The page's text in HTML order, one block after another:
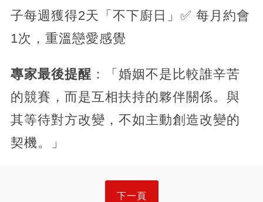
子每週獲得2天「不下廚日」✅ 每月約會
1次，重溫戀愛感覺
專家最後提醒 ：「婚姻不是比較誰辛苦
的競賽，而是互相扶持的夥伴關係。與
其等待對方改變，不如主動創造改變的
契機。」
下一頁